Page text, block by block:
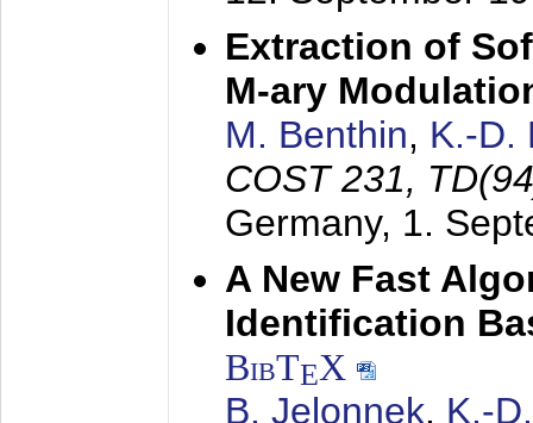
Extraction of
M-ary
M. Benthin, K.-D.
COST 231,
Germany, 1.
A New Fast
Identification
BibTEX
B. Jelonnek, K.-